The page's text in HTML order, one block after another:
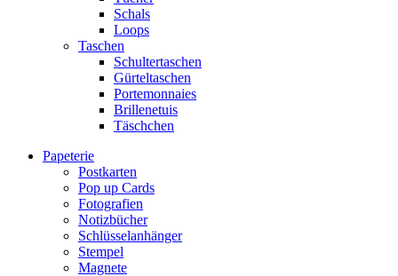
Schals
Loops
Taschen
Schultertaschen
Gürteltaschen
Portemonnaies
Brillenetuis
Täschchen
Papeterie
Postkarten
Pop up Cards
Fotografien
Notizbücher
Schlüsselanhänger
Stempel
Magnete